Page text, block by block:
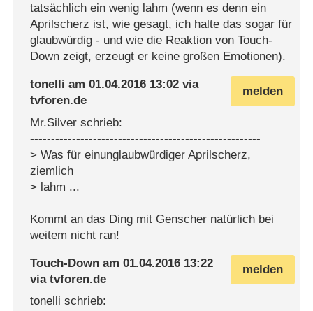
tatsächlich ein wenig lahm (wenn es denn ein
Aprilscherz ist, wie gesagt, ich halte das sogar für
glaubwürdig - und wie die Reaktion von Touch-
Down zeigt, erzeugt er keine großen Emotionen).
melden
tonelli am01.04.2016 13:02 via
tvforen.de
Mr.Silver schrieb:
-------------------------------------------------------
> Was für einunglaubwürdiger Aprilscherz,
ziemlich
> lahm ...
Kommt an das Ding mit Genscher natürlich bei
weitem nicht ran!
melden
Touch-Down am01.04.2016 13:22
viatvforen.de
tonelli schrieb: